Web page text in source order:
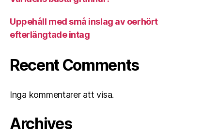
Uppehåll med små inslag av oerhört
efterlängtade intag
Recent Comments
Inga kommentarer att visa.
Archives